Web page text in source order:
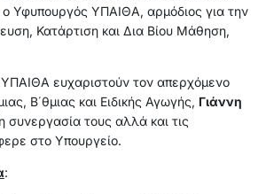
ο Υφυπουργός ΥΠΑΙΘΑ, αρμόδιος για την
Κατάρτιση και Δια Βίου Μάθηση,
ΥΠΑΙΘΑ ευχαριστούν τον απερχόμενο
Β΄θμιας και Ειδικής Αγωγής, Γιάννη
συνεργασία τους αλλά και τις
στο Υπουργείο.
: